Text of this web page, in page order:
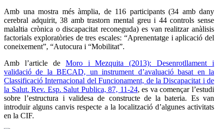
Amb una mostra més àmplia, de 116 participants (34 amb dany
cerebral adquirit, 38 amb trastorn mental greu i 44 controls sense
malaltia crònica o discapacitat reconeguda) es van realitzar anàlisis
factorials exploratòries de tres escales: “Aprenentatge i aplicació del
coneixement”, “Autocura i “Mobilitat”.
Amb l’article de Moro i Mezquita (2013): Desenrotllament i
validació de la BECAD, un instrument d’avaluació basat en la
Classificació Internacional del Funcionament, de la Discapacitat i de
la Salut. Rev. Esp. Salut Publica, 87, 11-24, es va començar l’estudi
sobre l’estructura i validesa de constructe de la bateria. Es van
introduir alguns canvis respecte a la localització d’algunes activitats
en la CIF.